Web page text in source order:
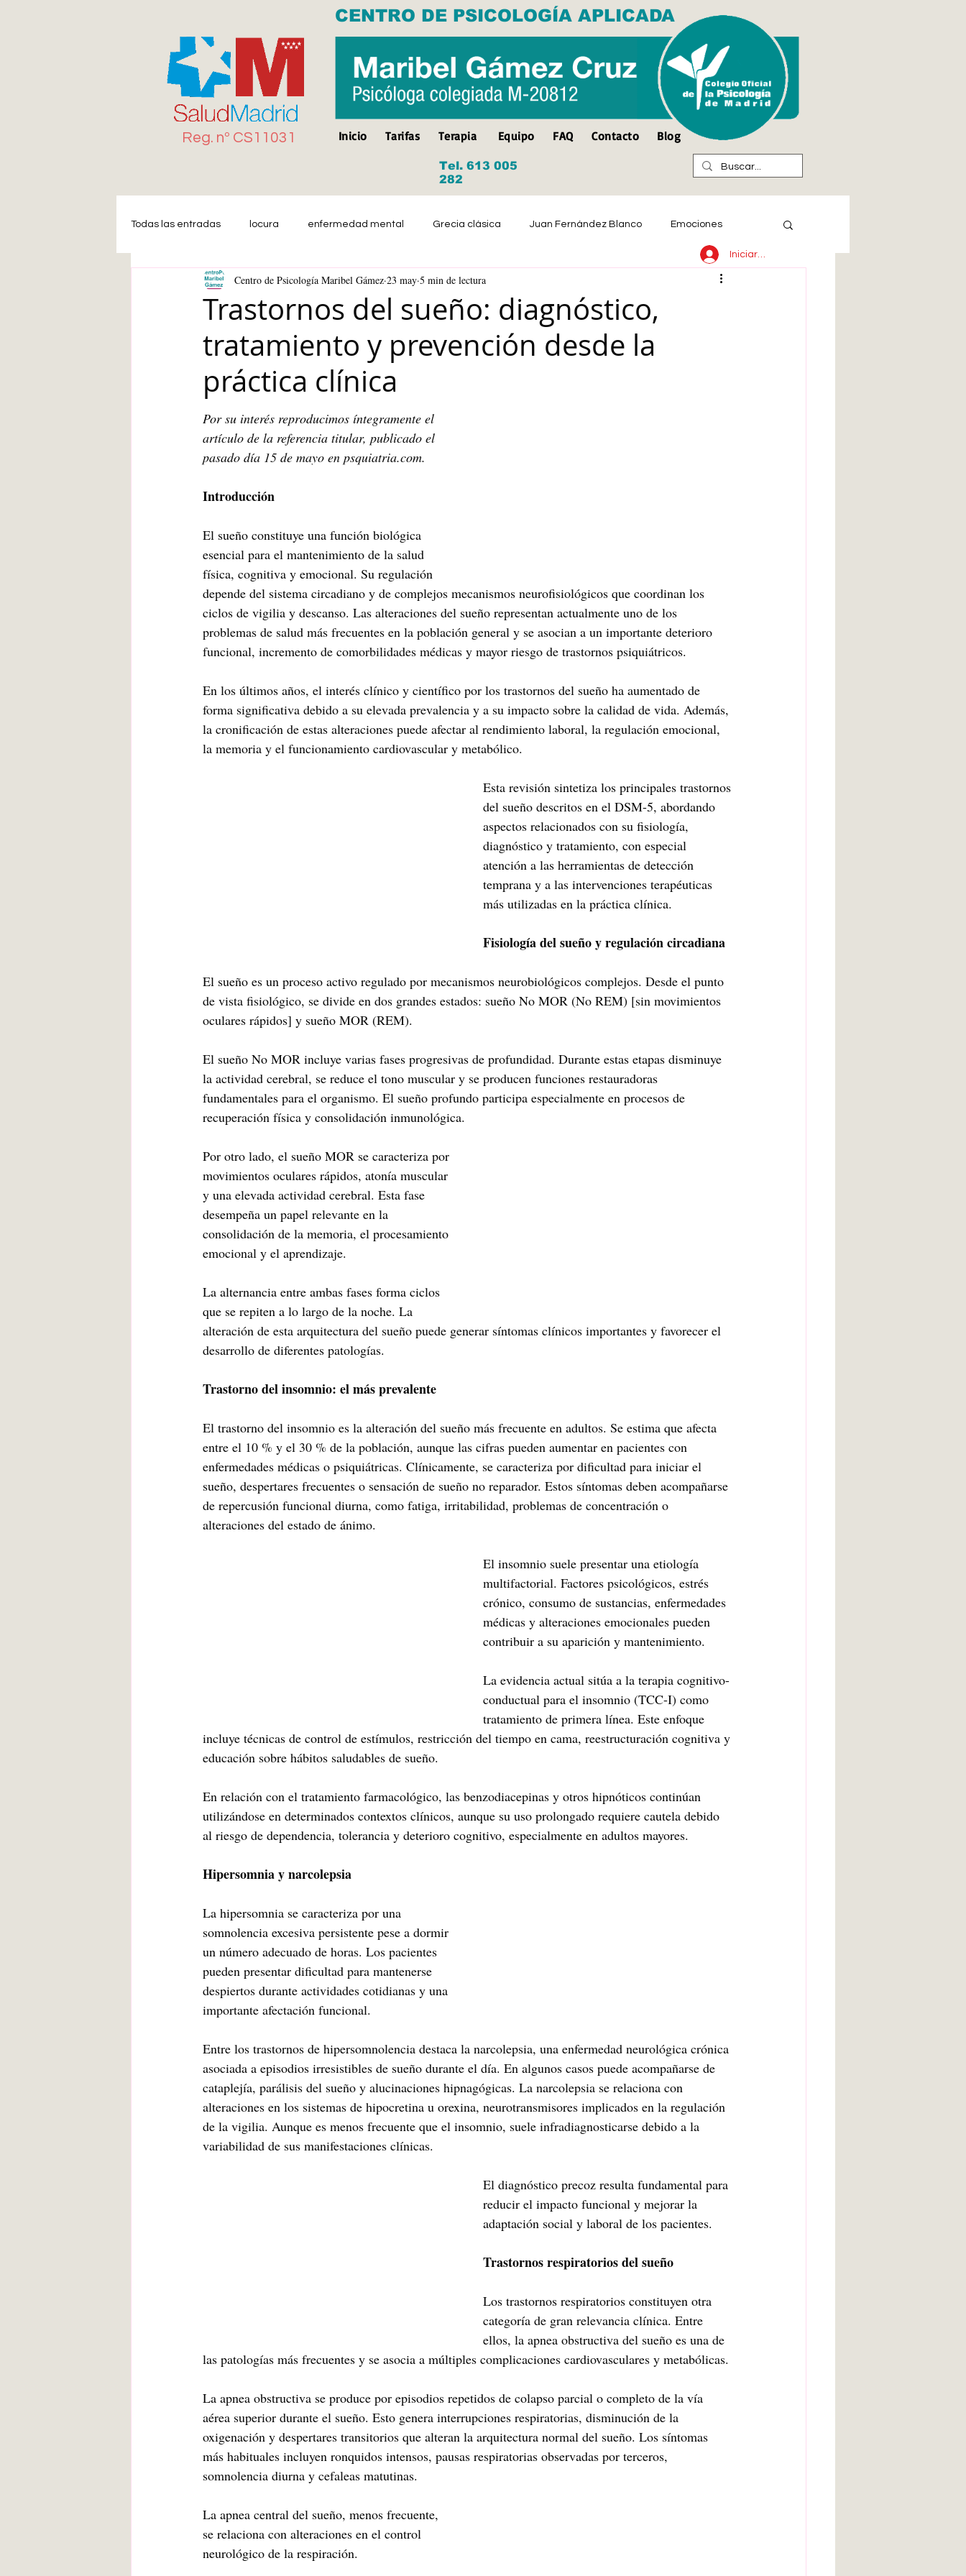
CENTRO DE PSICOLOGÍA APLICADA
Reg. nº CS11031 Inicio Tarifas Terapia Equipo FAQ Contacto Blog
Tel. 613 005
282
Todas las entradas locura enfermedad mental Grecia clásica Juan Fernández Blanco Emociones
Estrés Ansiedad Suicidio Discapacidad
Blanca de la Torre Fernández Maribel Gámez Comunicación Hijos Separación
Desarrollo infantil Transgénero
Trastornos del sueño: diagnóstico,
tratamiento y prevención desde la
práctica clínica
Centro de Psicología Maribel Gámez 23 may 5 min de lectura
Por su interés reproducimos íntegramente el
artículo de la referencia titular, publicado el
pasado día 15 de mayo en psquiatria.com.
Introducción
El sueño constituye una función biológica
esencial para el mantenimiento de la salud
física, cognitiva y emocional. Su regulación
depende del sistema circadiano y de complejos mecanismos neurofisiológicos que coordinan los
ciclos de vigilia y descanso. Las alteraciones del sueño representan actualmente uno de los
problemas de salud más frecuentes en la población general y se asocian a un importante deterioro
funcional, incremento de comorbilidades médicas y mayor riesgo de trastornos psiquiátricos.
En los últimos años, el interés clínico y científico por los trastornos del sueño ha aumentado de
forma significativa debido a su elevada prevalencia y a su impacto sobre la calidad de vida. Además,
la cronificación de estas alteraciones puede afectar al rendimiento laboral, la regulación emocional,
la memoria y el funcionamiento cardiovascular y metabólico.
Esta revisión sintetiza los principales trastornos
del sueño descritos en el DSM-5, abordando
aspectos relacionados con su fisiología,
diagnóstico y tratamiento, con especial
atención a las herramientas de detección
temprana y a las intervenciones terapéuticas
más utilizadas en la práctica clínica.
Fisiología del sueño y regulación circadiana
El sueño es un proceso activo regulado por mecanismos neurobiológicos complejos. Desde el punto
de vista fisiológico, se divide en dos grandes estados: sueño No MOR (No REM) [sin movimientos
oculares rápidos] y sueño MOR (REM).
El sueño No MOR incluye varias fases progresivas de profundidad. Durante estas etapas disminuye
la actividad cerebral, se reduce el tono muscular y se producen funciones restauradoras
fundamentales para el organismo. El sueño profundo participa especialmente en procesos de
recuperación física y consolidación inmunológica.
Por otro lado, el sueño MOR se caracteriza por
movimientos oculares rápidos, atonía muscular
y una elevada actividad cerebral. Esta fase
desempeña un papel relevante en la
consolidación de la memoria, el procesamiento
emocional y el aprendizaje.
La alternancia entre ambas fases forma ciclos
que se repiten a lo largo de la noche. La
alteración de esta arquitectura del sueño puede generar síntomas clínicos importantes y favorecer el
desarrollo de diferentes patologías.
Trastorno del insomnio: el más prevalente
El trastorno del insomnio es la alteración del sueño más frecuente en adultos. Se estima que afecta
entre el 10 % y el 30 % de la población, aunque las cifras pueden aumentar en pacientes con
enfermedades médicas o psiquiátricas. Clínicamente, se caracteriza por dificultad para iniciar el
sueño, despertares frecuentes o sensación de sueño no reparador. Estos síntomas deben acompañarse
de repercusión funcional diurna, como fatiga, irritabilidad, problemas de concentración o
alteraciones del estado de ánimo.
El insomnio suele presentar una etiología
multifactorial. Factores psicológicos, estrés
crónico, consumo de sustancias, enfermedades
médicas y alteraciones emocionales pueden
contribuir a su aparición y mantenimiento.
La evidencia actual sitúa a la terapia cognitivo-
conductual para el insomnio (TCC-I) como
tratamiento de primera línea. Este enfoque
incluye técnicas de control de estímulos, restricción del tiempo en cama, reestructuración cognitiva y
educación sobre hábitos saludables de sueño.
En relación con el tratamiento farmacológico, las benzodiacepinas y otros hipnóticos continúan
utilizándose en determinados contextos clínicos, aunque su uso prolongado requiere cautela debido
al riesgo de dependencia, tolerancia y deterioro cognitivo, especialmente en adultos mayores.
Hipersomnia y narcolepsia
La hipersomnia se caracteriza por una
somnolencia excesiva persistente pese a dormir
un número adecuado de horas. Los pacientes
pueden presentar dificultad para mantenerse
despiertos durante actividades cotidianas y una
importante afectación funcional.
Entre los trastornos de hipersomnolencia destaca la narcolepsia, una enfermedad neurológica crónica
asociada a episodios irresistibles de sueño durante el día. En algunos casos puede acompañarse de
cataplejía, parálisis del sueño y alucinaciones hipnagógicas. La narcolepsia se relaciona con
alteraciones en los sistemas de hipocretina u orexina, neurotransmisores implicados en la regulación
de la vigilia. Aunque es menos frecuente que el insomnio, suele infradiagnosticarse debido a la
variabilidad de sus manifestaciones clínicas.
El diagnóstico precoz resulta fundamental para
reducir el impacto funcional y mejorar la
adaptación social y laboral de los pacientes.
Trastornos respiratorios del sueño
Los trastornos respiratorios constituyen otra
categoría de gran relevancia clínica. Entre
ellos, la apnea obstructiva del sueño es una de
las patologías más frecuentes y se asocia a múltiples complicaciones cardiovasculares y metabólicas.
La apnea obstructiva se produce por episodios repetidos de colapso parcial o completo de la vía
aérea superior durante el sueño. Esto genera interrupciones respiratorias, disminución de la
oxigenación y despertares transitorios que alteran la arquitectura normal del sueño. Los síntomas
más habituales incluyen ronquidos intensos, pausas respiratorias observadas por terceros,
somnolencia diurna y cefaleas matutinas.
La apnea central del sueño, menos frecuente,
se relaciona con alteraciones en el control
neurológico de la respiración.
Iniciar sesión